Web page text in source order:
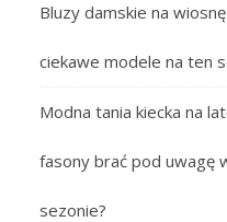
Bluzy damskie na
ciekawe modele na ten
Modna tania kiecka na
fasony brać pod uwagę
sezonie?